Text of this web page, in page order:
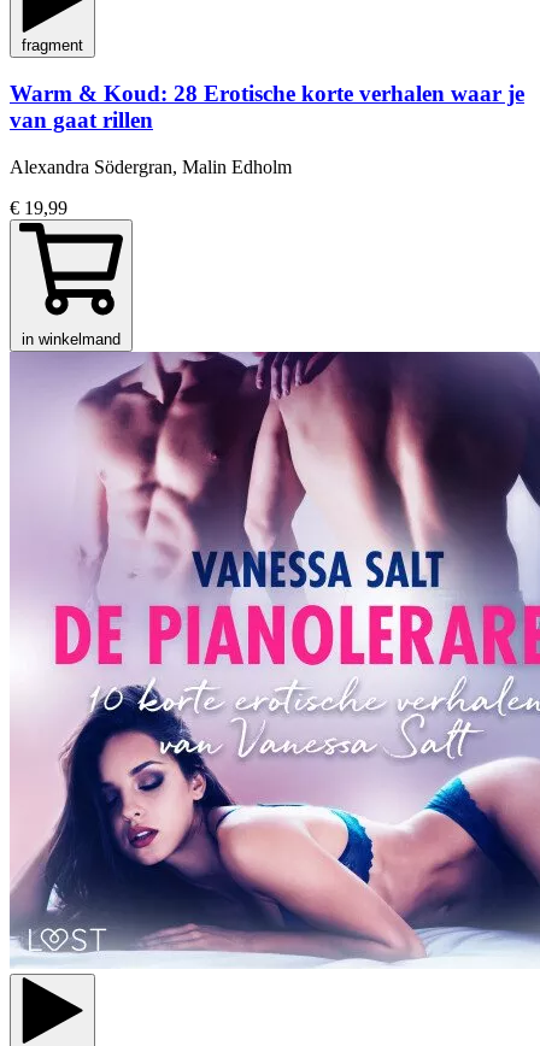
fragment
Warm & Koud: 28 Erotische korte verhalen waar je
van gaat rillen
Alexandra Södergran, Malin Edholm
€ 19,99
in winkelmand